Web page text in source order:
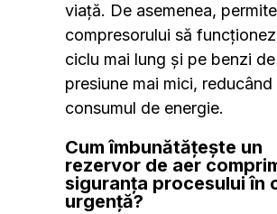
viață. De asemenea, permite
compresorului să
ciclu mai lung și pe benzi de
presiune mai mici, reducând
consumul de energie.
Cum îmbunătățește un
rezervor de aer
siguranța procesului în
urgență?